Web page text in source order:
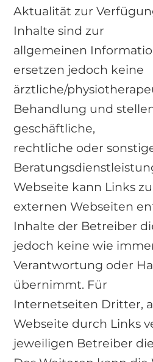
Aktualität zur
Inhalte sind zur
allgemeinen
ersetzen jedoch keine
ärztliche/
Behandlung und
geschäftliche,
rechtliche oder
Webseite kann Links zu
externen Webseiten
Inhalte der Betreiber
jedoch keine wie
Verantwortung oder
übernimmt. Für
Internetseiten Dritter,
Webseite durch Links
jeweiligen Betreiber